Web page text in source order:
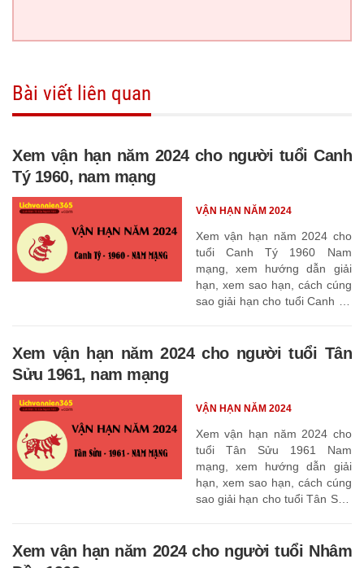
Bài viết liên quan
Xem vận hạn năm 2024 cho người tuổi Canh
Tý 1960, nam mạng
Xem vận hạn năm 2024 cho
tuổi Canh Tý 1960 Nam
mạng, xem hướng dẫn giải
hạn, xem sao hạn, cách cúng
sao giải hạn cho tuổi Canh Tý
VẬN HẠN NĂM 2024
Xem vận hạn năm 2024 cho người tuổi Tân
Sửu 1961, nam mạng
Xem vận hạn năm 2024 cho
tuổi Tân Sửu 1961 Nam
mạng, xem hướng dẫn giải
hạn, xem sao hạn, cách cúng
sao giải hạn cho tuổi Tân Sửu
VẬN HẠN NĂM 2024
Xem vận hạn năm 2024 cho người tuổi Nhâm